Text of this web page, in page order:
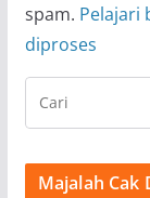
spam. Pelajari
diproses
Majalah Cak